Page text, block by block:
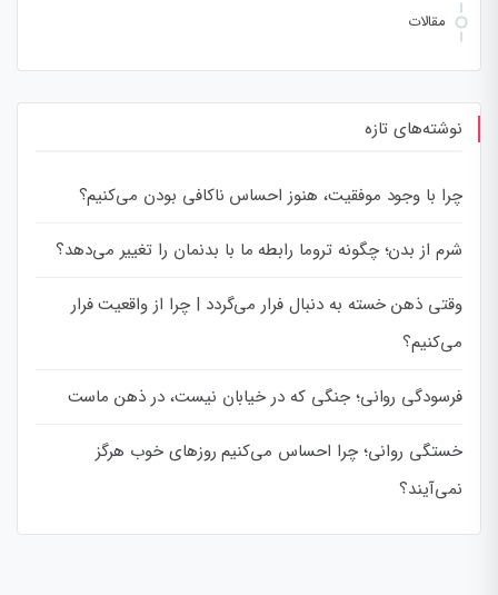
مقالات
نوشته‌های تازه
چرا با وجود موفقیت، هنوز احساس ناکافی بودن می‌کنیم؟
شرم از بدن؛ چگونه تروما رابطه ما با بدنمان را تغییر می‌دهد؟
وقتی ذهن خسته به دنبال فرار می‌گردد | چرا از واقعیت فرار
می‌کنیم؟
فرسودگی روانی؛ جنگی که در خیابان نیست، در ذهن ماست
خستگی روانی؛ چرا احساس می‌کنیم روزهای خوب هرگز
نمی‌آیند؟